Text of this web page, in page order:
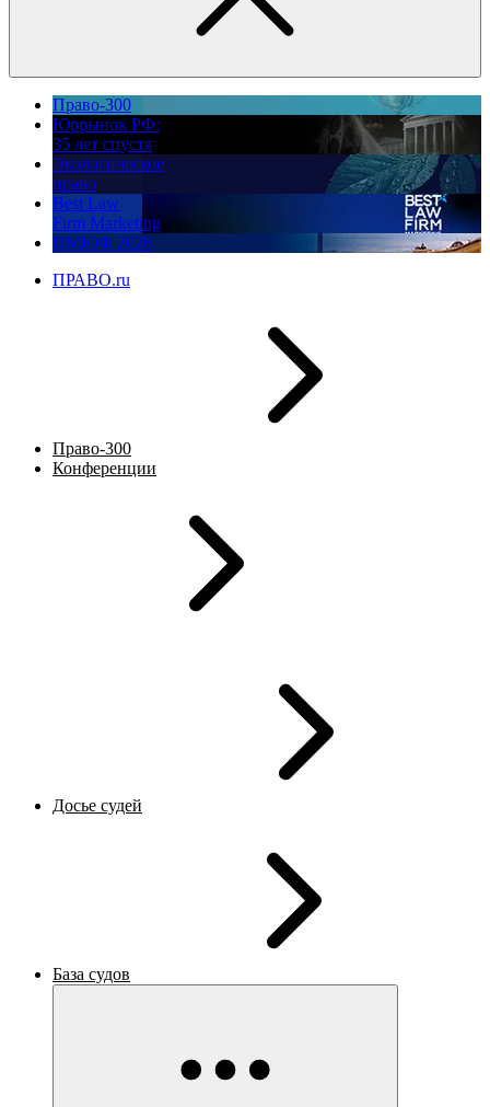
Право-300
Юррынок РФ:
35 лет спустя
Экологическое
право
Best Law
Firm Marketing
ПМЮФ 2026
ПРАВО.ru
Право-300
Конференции
Досье судей
База судов